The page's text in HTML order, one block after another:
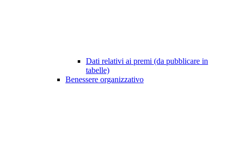
Dati relativi ai premi (da pubblicare in
tabelle)
Benessere organizzativo